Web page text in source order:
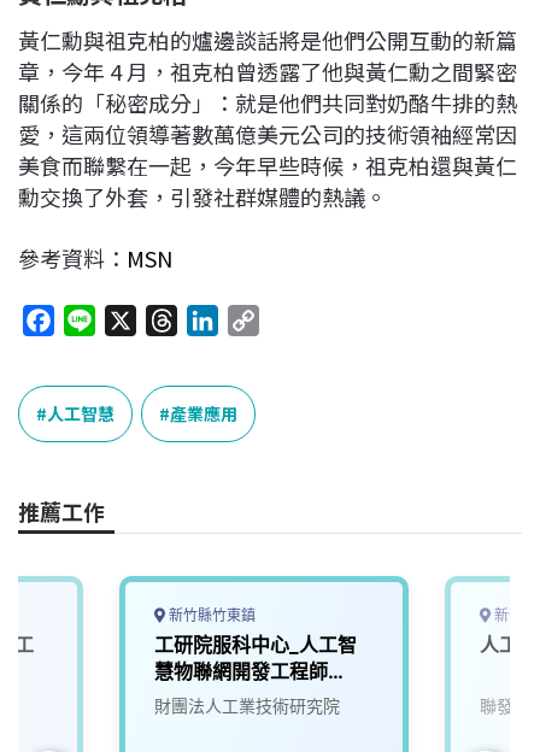
黃仁勳與祖克柏的爐邊談話將是他們公開互動的新篇
章，今年 4 月，祖克柏曾透露了他與黃仁勳之間緊密
關係的「秘密成分」：就是他們共同對奶酪牛排的熱
愛，這兩位領導著數萬億美元公司的技術領袖經常因
美食而聯繫在一起，今年早些時候，祖克柏還與黃仁
勳交換了外套，引發社群媒體的熱議。
參考資料： MSN
c
e
b
o
k
n
e
r
e
a
n
k
e
n
k
人工智慧 產業應用
推薦工作
工
新竹縣竹東鎮
工研院服科中心_人工智
慧物聯網開發工程師
(S300)
財團法人工業技術研究院
新竹
人工
聯發科